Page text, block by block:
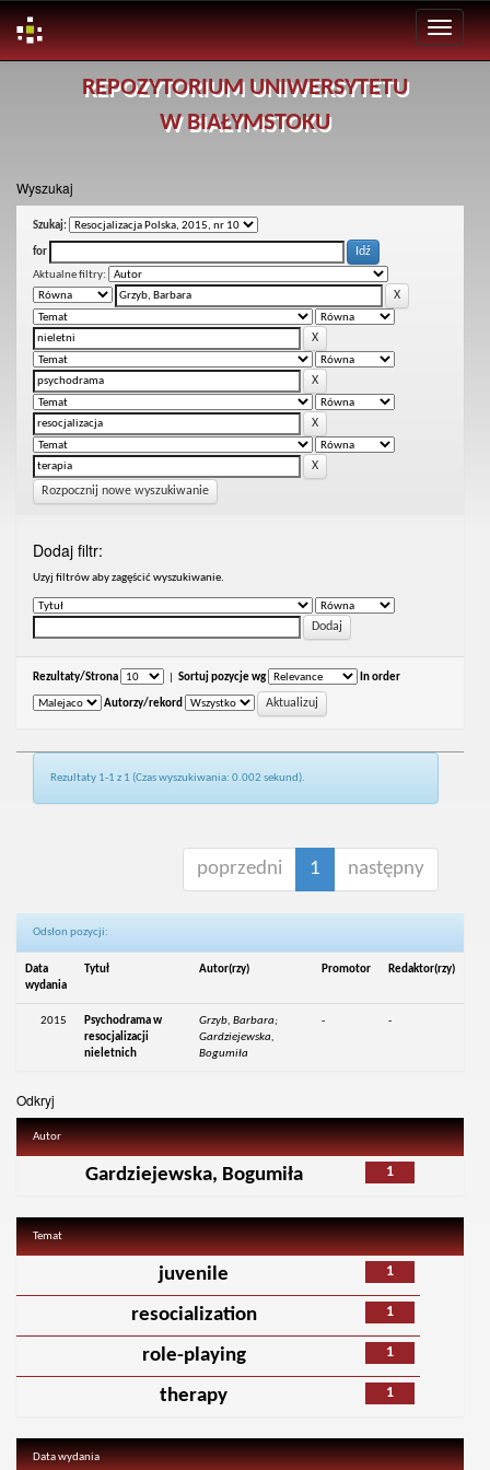
REPOZYTORIUM UNIWERSYTETU
W BIAŁYMSTOKU
Wyszukaj
Szukaj:
for
Aktualne filtry:
Rozpocznij nowe wyszukiwanie
Dodaj filtr:
Uzyj filtrów aby zagęścić wyszukiwanie.
Rezultaty/Strona Sortuj pozycje wg In order
Autorzy/rekord
Rezultaty 1-1 z 1 (Czas wyszukiwania: 0.002 sekund).
poprzedni 1 następny
Odsłon pozycji:
Data
wydania
Tytuł Autor(rzy) Promotor Redaktor(rzy)
2015
Psychodrama w
resocjalizacji
nieletnich
Grzyb, Barbara;
Gardziejewska,
Bogumiła
- -
Odkryj
Autor
1
Gardziejewska, Bogumiła
Temat
1
juvenile
1
resocialization
1
role-playing
1
therapy
Data wydania